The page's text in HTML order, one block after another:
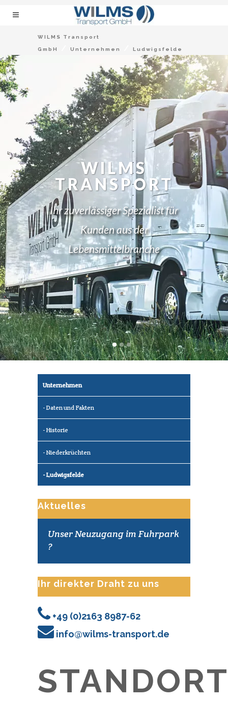
WILMS Transport
GmbH Unternehmen Ludwigsfelde
WILMS
TRANSPORT
Ihr zuverlässiger Spezialist für
Kunden aus der
Lebensmittelbranche
Unternehmen
Daten und Fakten
Historie
Niederkrüchten
Ludwigsfelde
Aktuelles
Unser Neuzugang im Fuhrpark
?
Ihr direkter Draht zu uns
+49 (0)2163 8987-62
info@wilms-transport.de
STANDORT